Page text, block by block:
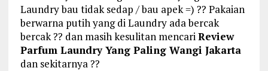
Laundry bau tidak sedap / bau apek =) ?? Pakaian
berwarna putih yang di Laundry ada bercak
bercak ?? dan masih kesulitan mencariReview
Parfum Laundry Yang Paling Wangi Jakarta
dan sekitarnya ??